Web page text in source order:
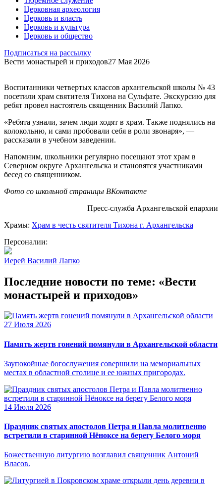
Церковная археология
Церковь и власть
Церковь и культура
Церковь и общество
Подписаться на рассылку
Вести монастырей и приходов27 Мая 2026
Воспитанники четвертых классов архангельской школы № 43
посетили храм святителя Тихона на Сульфате. Экскурсию для
ребят провел настоятель священник Василий Лапко.
«Ребята узнали, зачем люди ходят в храм. Также поднялись на
колокольню, и сами пробовали себя в роли звонаря», —
рассказали в учебном заведении.
Напомним, школьники регулярно посещают этот храм в
Северном округе Архангельска и становятся участниками
бесед со священником.
Фото со школьной страницы ВКонтакте
Пресс-служба Архангельской епархии
Храмы: Храм в честь святителя Тихона г. Архангельска
Персоналии:
Иерей Василий Лапко
Последние новости по теме: «Вести
монастырей и приходов»
27 Июля 2026
Память жертв гонений помянули в Архангельской области
Заупокойные богослужения совершили на мемориальных
местах в областной столице и ее южных пригородах.
14 Июля 2026
Праздник святых апостолов Петра и Павла молитвенно
встретили в старинной Нёноксе на берегу Белого моря
Божественную литургию возглавил священник Антоний
Власов.